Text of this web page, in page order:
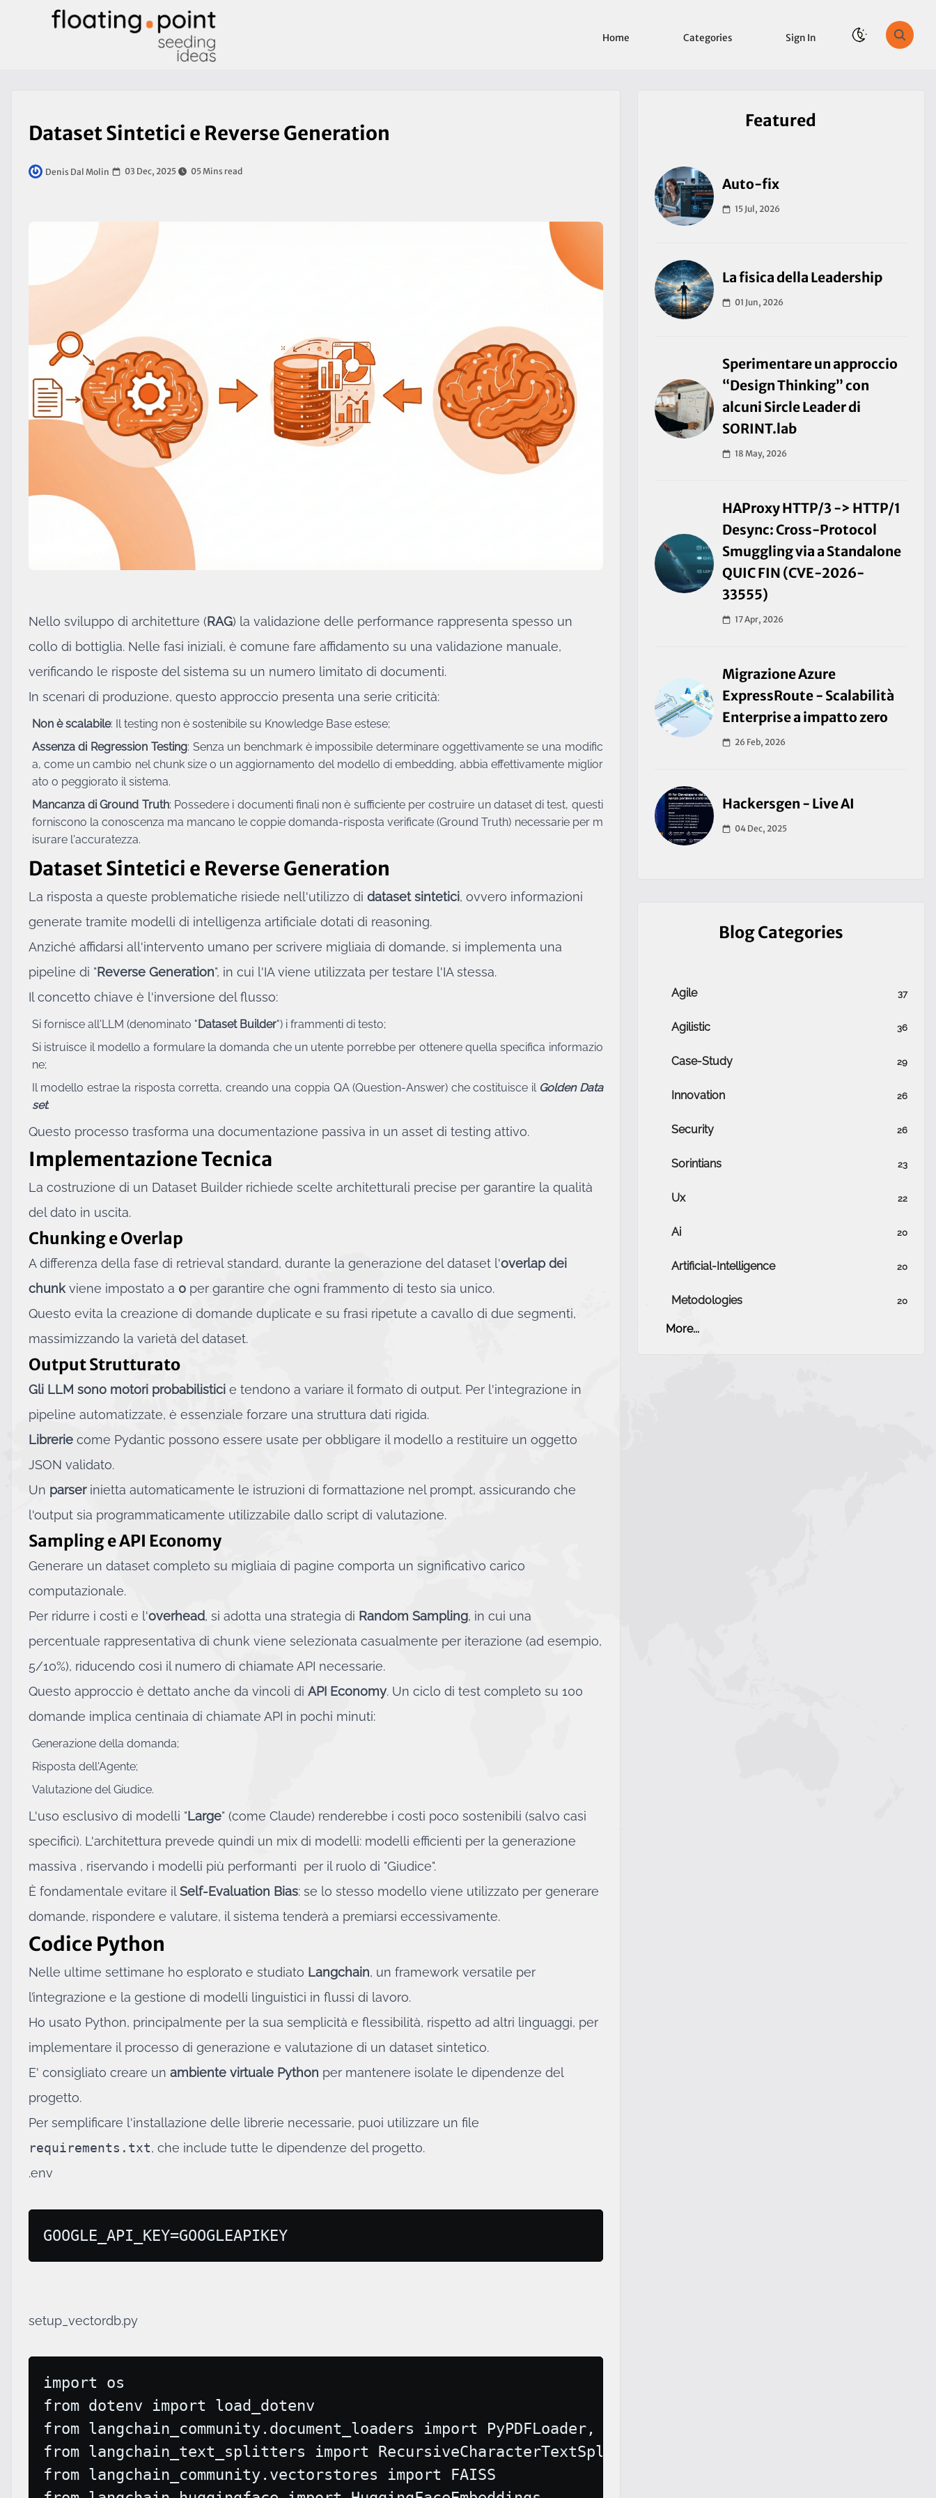
Home Categories Sign In
Dataset Sintetici e Reverse Generation
Denis Dal Molin 03 Dec, 2025 05 Mins read
Nello sviluppo di architetture (RAG) la validazione delle performance rappresenta spesso un
collo di bottiglia. Nelle fasi iniziali, è comune fare affidamento su una validazione manuale,
verificando le risposte del sistema su un numero limitato di documenti.
In scenari di produzione, questo approccio presenta una serie criticità:
Non è scalabile: Il testing non è sostenibile su Knowledge Base estese;
Assenza di Regression Testing: Senza un benchmark è impossibile determinare oggettivamente se una modific
a, come un cambio nel chunk size o un aggiornamento del modello di embedding, abbia effettivamente miglior
ato o peggiorato il sistema.
Mancanza di Ground Truth: Possedere i documenti finali non è sufficiente per costruire un dataset di test, questi
forniscono la conoscenza ma mancano le coppie domanda-risposta verificate (Ground Truth) necessarie per m
isurare l'accuratezza.
Dataset Sintetici e Reverse Generation
La risposta a queste problematiche risiede nell'utilizzo di dataset sintetici, ovvero informazioni
generate tramite modelli di intelligenza artificiale dotati di reasoning.
Anziché affidarsi all'intervento umano per scrivere migliaia di domande, si implementa una
pipeline di "Reverse Generation", in cui l'IA viene utilizzata per testare l'IA stessa.
Il concetto chiave è l'inversione del flusso:
Si fornisce all'LLM (denominato "Dataset Builder") i frammenti di testo;
Si istruisce il modello a formulare la domanda che un utente porrebbe per ottenere quella specifica informazio
ne;
Il modello estrae la risposta corretta, creando una coppia QA (Question-Answer) che costituisce il Golden Data
set.
Questo processo trasforma una documentazione passiva in un asset di testing attivo.
Implementazione Tecnica
La costruzione di un Dataset Builder richiede scelte architetturali precise per garantire la qualità
del dato in uscita.
Chunking e Overlap
A differenza della fase di retrieval standard, durante la generazione del dataset l'overlap dei
chunk viene impostato a 0 per garantire che ogni frammento di testo sia unico.
Questo evita la creazione di domande duplicate e su frasi ripetute a cavallo di due segmenti,
massimizzando la varietà del dataset.
Output Strutturato
Gli LLM sono motori probabilistici e tendono a variare il formato di output. Per l'integrazione in
pipeline automatizzate, è essenziale forzare una struttura dati rigida.
Librerie come Pydantic possono essere usate per obbligare il modello a restituire un oggetto
JSON validato.
Un parserinietta automaticamente le istruzioni di formattazione nel prompt, assicurando che
l'output sia programmaticamente utilizzabile dallo script di valutazione.
Sampling e API Economy
Generare un dataset completo su migliaia di pagine comporta un significativo carico
computazionale.
Per ridurre i costi e l'overhead, si adotta una strategia di Random Sampling, in cui una
percentuale rappresentativa di chunk viene selezionata casualmente per iterazione (ad esempio,
5/10%), riducendo così il numero di chiamate API necessarie.
Questo approccio è dettato anche da vincoli di API Economy. Un ciclo di test completo su 100
domande implica centinaia di chiamate API in pochi minuti:
Generazione della domanda;
Risposta dell'Agente;
Valutazione del Giudice.
L'uso esclusivo di modelli "Large" (come Claude) renderebbe i costi poco sostenibili (salvo casi
specifici). L'architettura prevede quindi un mix di modelli: modelli efficienti per la generazione
massiva , riservando i modelli più performanti per il ruolo di "Giudice".
È fondamentale evitare ilSelf-Evaluation Bias: se lo stesso modello viene utilizzato per generare
domande, rispondere e valutare, il sistema tenderà a premiarsi eccessivamente.
Codice Python
Nelle ultime settimane ho esplorato e studiato Langchain, un framework versatile per
l’integrazione e la gestione di modelli linguistici in flussi di lavoro.
Ho usato Python, principalmente per la sua semplicità e flessibilità, rispetto ad altri linguaggi, per
implementare il processo di generazione e valutazione di un dataset sintetico.
E' consigliato creare un ambiente virtuale Python per mantenere isolate le dipendenze del
progetto.
Per semplificare l'installazione delle librerie necessarie, puoi utilizzare un file
requirements.txt, che include tutte le dipendenze del progetto.
.env
setup_vectordb.py
import os
from dotenv import load_dotenv
from langchain_community.document_loaders import PyPDFLoader, DirectoryLoader
from langchain_text_splitters import RecursiveCharacterTextSplitter
from langchain_community.vectorstores import FAISS
Featured
Auto-fix
15 Jul, 2026
La fisica della Leadership
01 Jun, 2026
Sperimentare un approccio
“Design Thinking” con
alcuni Sircle Leader di
SORINT.lab
18 May, 2026
HAProxy HTTP/3 -> HTTP/1
Desync: Cross-Protocol
Smuggling via a Standalone
QUIC FIN (CVE-2026-
33555)
17 Apr, 2026
Migrazione Azure
ExpressRoute - Scalabilità
Enterprise a impatto zero
26 Feb, 2026
Hackersgen - Live AI
04 Dec, 2025
Blog Categories
Agile 37
Agilistic 36
Case-Study 29
Innovation 26
Security 26
Sorintians 23
Ux 22
Ai 20
Artificial-Intelligence 20
Metodologies 20
More...